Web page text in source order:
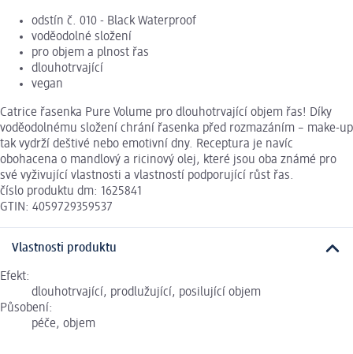
odstín č. 010 - Black Waterproof
voděodolné složení
pro objem a plnost řas
dlouhotrvající
vegan
Catrice řasenka Pure Volume pro dlouhotrvající objem řas! Díky
voděodolnému složení chrání řasenka před rozmazáním – make-up
tak vydrží deštivé nebo emotivní dny. Receptura je navíc
obohacena o mandlový a ricinový olej, které jsou oba známé pro
své vyživující vlastnosti a vlastností podporující růst řas.
číslo produktu dm: 1625841
GTIN: 4059729359537
Vlastnosti produktu
Efekt:
dlouhotrvající, prodlužující, posilující objem
Působení:
péče, objem